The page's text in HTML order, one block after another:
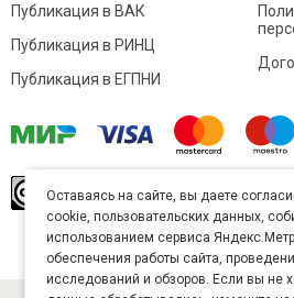
Публикация в ВАК
Публикация в РИНЦ
Публикация в ЕГПНИ
произведение
Commons
Непортированная.
Карта сайта
Оставаясь на сайте, вы даете
cookie, пользовательских данных,
использованием сервиса
обеспечения работы сайта,
исследований и обзоров. Если вы не